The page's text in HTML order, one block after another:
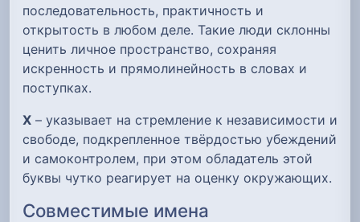
последовательность, практичность и
открытость в любом деле. Такие люди склонны
ценить личное пространство, сохраняя
искренность и прямолинейность в словах и
поступках.
Х – указывает на стремление к независимости и
свободе, подкрепленное твёрдостью убеждений
и самоконтролем, при этом обладатель этой
буквы чутко реагирует на оценку окружающих.
Совместимые имена